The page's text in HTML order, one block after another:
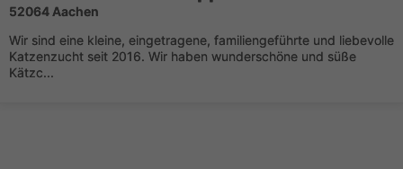
52064 Aachen
Wir sind eine kleine, eingetragene, familiengeführte und liebevolle
Katzenzucht seit 2016. Wir haben wunderschöne und süße
Kätzc...